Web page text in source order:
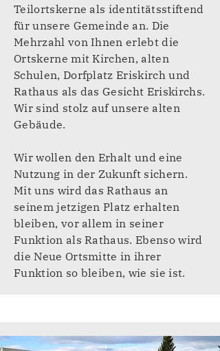
Teilortskerne als identitätsstiftend
für unsere Gemeinde an. Die
Mehrzahl von Ihnen erlebt die
Ortskerne mit Kirchen, alten
Schulen, Dorfplatz Eriskirch und
Rathaus als das Gesicht Eriskirchs.
Wir sind stolz auf unsere alten
Gebäude.
Wir wollen den Erhalt und eine
Nutzung in der Zukunft sichern.
Mit uns wird das Rathaus an
seinem jetzigen Platz erhalten
bleiben, vor allem in seiner
Funktion als Rathaus. Ebenso wird
die Neue Ortsmitte in ihrer
Funktion so bleiben, wie sie ist.